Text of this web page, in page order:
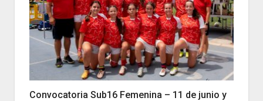
Convocatoria Sub16 Femenina – 11 de junio y